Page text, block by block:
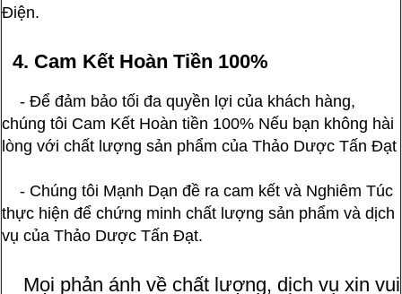
Điện.
4. Cam Kết Hoàn Tiền 100%
- Để đảm bảo tối đa quyền lợi của khách hàng,
chúng tôi Cam Kết Hoàn tiền 100% Nếu bạn không hài
lòng với chất lượng sản phẩm của Thảo Dược Tấn Đạt
- Chúng tôi Mạnh Dạn đề ra cam kết và Nghiêm Túc
thực hiện để chứng minh chất lượng sản phẩm và dịch
vụ của Thảo Dược Tấn Đạt.
Mọi phản ánh về chất lượng, dịch vụ xin vui